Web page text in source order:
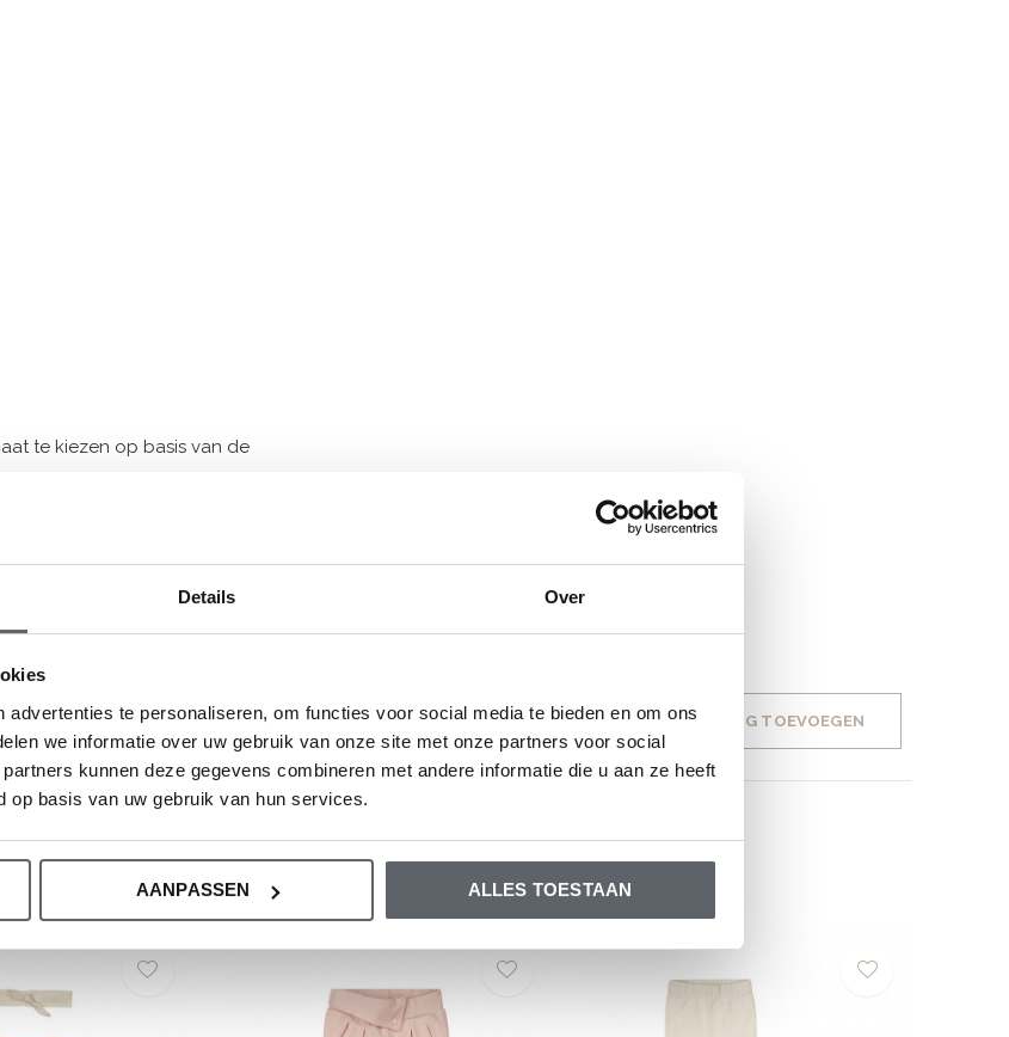
Details Over
advertenties te personaliseren, om functies voor social media te bieden en om ons
we informatie over uw gebruik van onze site met onze partners voor social
kunnen deze gegevens combineren met andere informatie die u aan ze heeft
op basis van uw gebruik van hun services.
AANPASSEN ALLES TOESTAAN
te kiezen op basis van de
JE BEOORDELING TOEVOEGEN